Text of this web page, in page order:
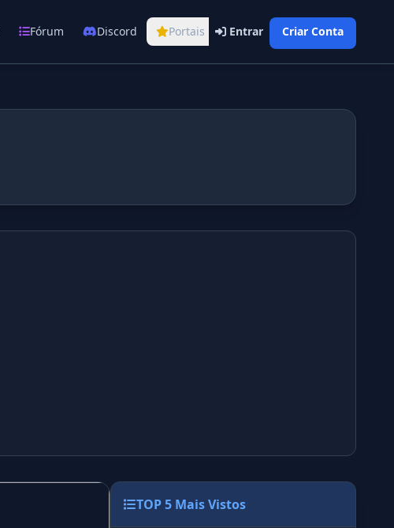
Fórum Discord Portais Entrar Criar Conta
TOP 5 Mais Vistos